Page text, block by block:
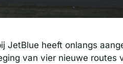
JetBlue heeft onlangs
van vier nieuwe routes